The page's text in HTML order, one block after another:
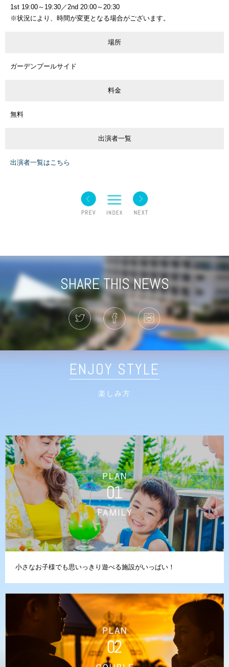
1st 19:00～19:30／2nd 20:00～20:30
※状況により、時間が変更となる場合がございます。
場所
ガーデンプールサイド
料金
無料
出演者一覧
出演者一覧はこちら
SHARE THIS NEWS
ENJOY STYLE
楽しみ方
小さなお子様でも思いっきり遊べる施設がいっぱい！